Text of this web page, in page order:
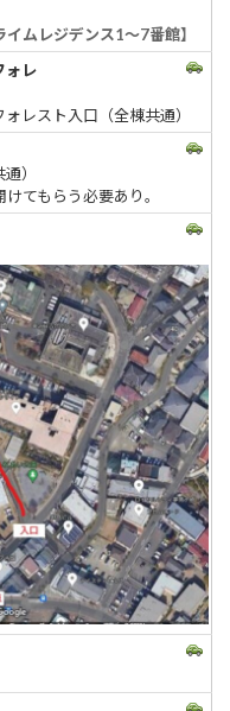
ムレジデンス1～7番館】
ォレ
レスト入口（全棟共通）
）
てもらう必要あり。